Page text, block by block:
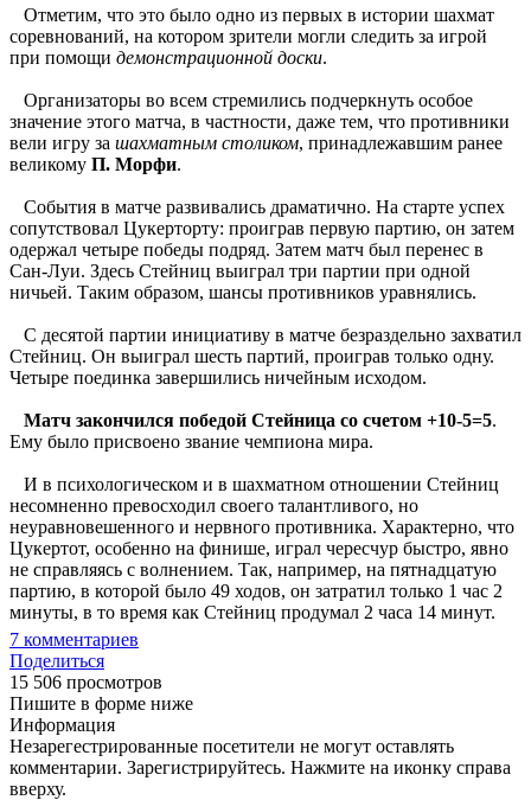
Отметим, что это было одно из первых в истории шахмат
соревнований, на котором зрители могли следить за игрой
при помощи демонстрационной доски.
Организаторы во всем стремились подчеркнуть особое
значение этого матча, в частности, даже тем, что противники
вели игру за шахматным столиком, принадлежавшим ранее
великому П. Морфи.
События в матче развивались драматично. На старте успех
сопутствовал Цукерторту: проиграв первую партию, он затем
одержал четыре победы подряд. Затем матч был перенес в
Сан-Луи. Здесь Стейниц выиграл три партии при одной
ничьей. Таким образом, шансы противников уравнялись.
С десятой партии инициативу в матче безраздельно захватил
Стейниц. Он выиграл шесть партий, проиграв только одну.
Четыре поединка завершились ничейным исходом.
Матч закончился победой Стейница со счетом +10-5=5.
Ему было присвоено звание чемпиона мира.
И в психологическом и в шахматном отношении Стейниц
несомненно превосходил своего талантливого, но
неуравновешенного и нервного противника. Характерно, что
Цукертот, особенно на финише, играл чересчур быстро, явно
не справляясь с волнением. Так, например, на пятнадцатую
партию, в которой было 49 ходов, он затратил только 1 час 2
минуты, в то время как Стейниц продумал 2 часа 14 минут.
7 комментариев
Поделиться
15 506 просмотров
Пишите в форме ниже
Информация
Незарегестрированные посетители не могут оставлять
комментарии. Зарегистрируйтесь. Нажмите на иконку справа
вверху.